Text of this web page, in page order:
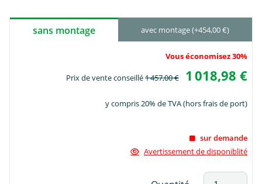
sans montage avec montage (+454,00 €)
Vous économisez 30%
Prix de vente conseillé1 457,00 € 1 018,98 €
y compris 20% de TVA (hors frais de port)
sur demande
Avertissement de disponiblité